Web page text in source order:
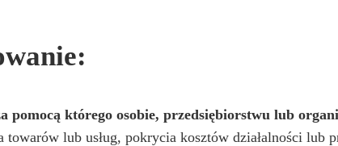
pomocą którego osobie, przedsiębiorstwu lub
towarów lub usług, pokrycia kosztów działalności lub